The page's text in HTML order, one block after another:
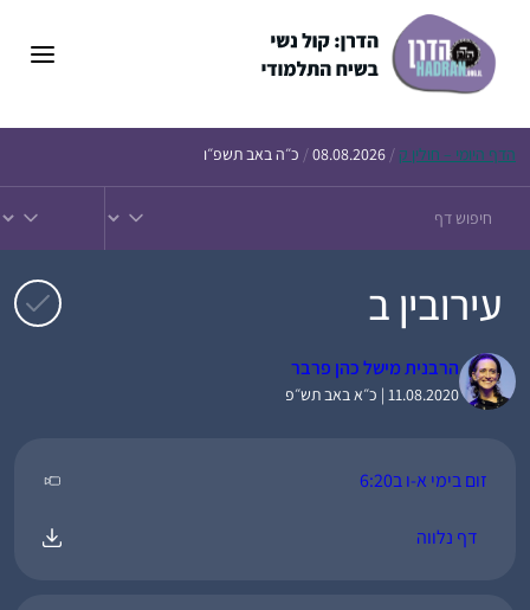
הדף היומי – חולין ק /
08.08.2026
/ כ״ה באב תשפ״ו
עירובין ב
הרבנית מישל כהן פרבר
11.08.2020 | כ״א באב תש״פ
זום בימי א-ו ב6:20
דף נלווה